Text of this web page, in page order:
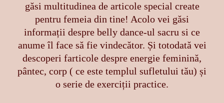
găsi multitudinea de articole special create
pentru femeia din tine! Acolo vei găsi
informații despre belly dance-ul sacru si ce
anume îl face să fie vindecător. Și totodată vei
descoperi farticole despre energie feminină,
pântec, corp ( ce este templul sufletului tău) și
o serie de exerciții practice.